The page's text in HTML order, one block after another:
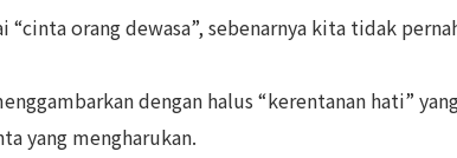
orang dewasa”, sebenarnya kita tidak
dengan halus “kerentanan hati”
yang mengharukan.